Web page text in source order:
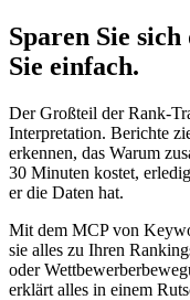
Sparen Sie
Sie einfach.
Der Großteil der Rank-
Interpretation. Berichte
erkennen, das Warum
30 Minuten kostet,
er die Daten hat.
Mit dem MCP von
sie alles zu Ihren
oder
erklärt alles in einem